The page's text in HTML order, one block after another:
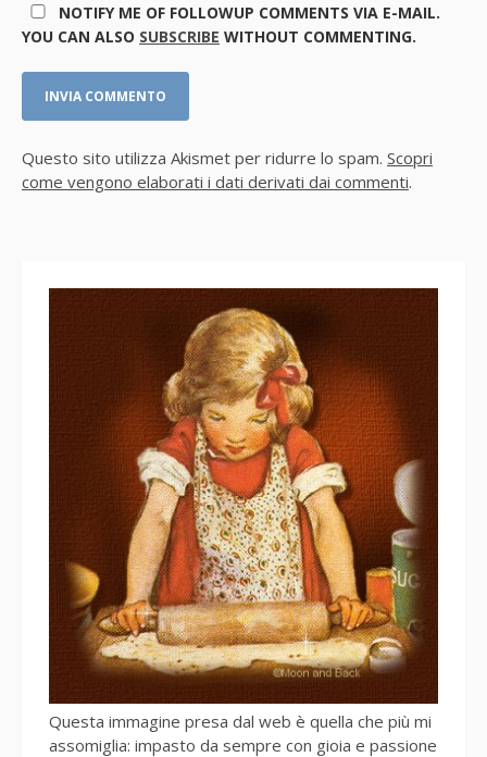
NOTIFY ME OF FOLLOWUP COMMENTS VIA E-MAIL.
YOU CAN ALSO SUBSCRIBE WITHOUT COMMENTING.
Questo sito utilizza Akismet per ridurre lo spam. Scopri
come vengono elaborati i dati derivati dai commenti.
Questa immagine presa dal web è quella che più mi
assomiglia: impasto da sempre con gioia e passione